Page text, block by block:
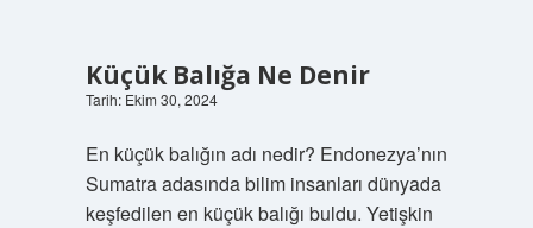
Küçük Balığa Ne Denir
Tarih: Ekim 30, 2024
En küçük balığın adı nedir? Endonezya’nın
Sumatra adasında bilim insanları dünyada
keşfedilen en küçük balığı buldu. Yetişkin